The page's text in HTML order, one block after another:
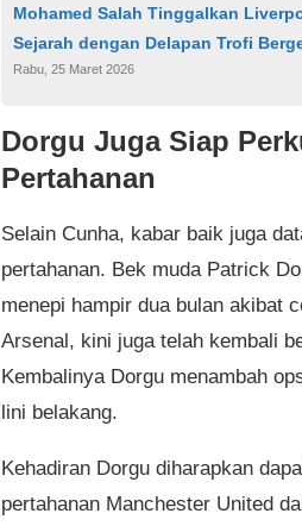
Mohamed Salah Tinggalkan
Sejarah dengan Delapan Trofi
Rabu, 25 Maret 2026
Dorgu Juga Siap
Pertahanan
Selain Cunha, kabar baik juga
pertahanan. Bek muda Patrick
menepi hampir dua bulan akibat
Arsenal, kini juga telah kembali
Kembalinya Dorgu menambah
lini belakang.
Kehadiran Dorgu diharapkan
pertahanan Manchester United